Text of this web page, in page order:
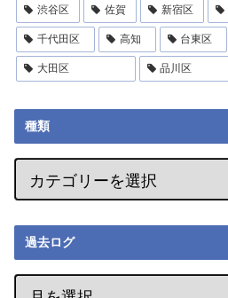
渋谷区 佐賀 新宿区
千代田区 高知 台東区
大田区 品川区
種類
過去ログ